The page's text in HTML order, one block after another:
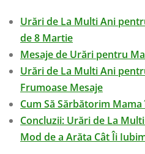
Urări de La Multi Ani
de 8 Martie
Mesaje de Urări pentru
Urări de La Multi Ani
Frumoase Mesaje
Cum Să Sărbătorim
Concluzii: Urări de La
Mod de a Arăta Cât Îi